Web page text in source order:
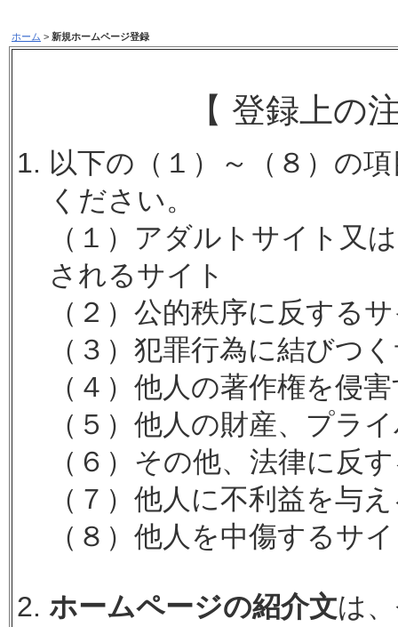
ホーム > 新規ホームページ登録
【 登録上の
以下の（１）～（８）の
ください。
（１）アダルトサイト又
されるサイト
（２）公的秩序に反する
（３）犯罪行為に結びつ
（４）他人の著作権を侵
（５）他人の財産、プラ
（６）その他、法律に反
（７）他人に不利益を与
（８）他人を中傷するサ
ホームページの紹介文は